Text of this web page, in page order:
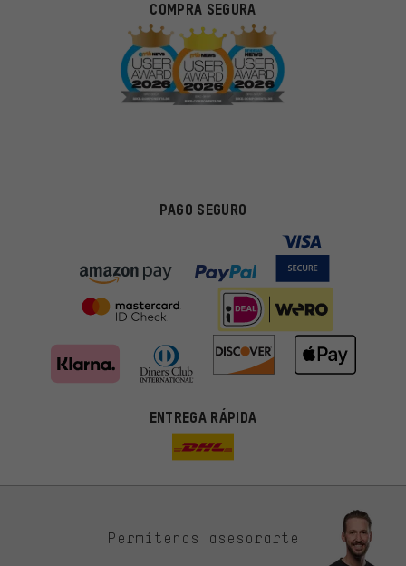
COMPRA SEGURA
PAGO SEGURO
ENTREGA RÁPIDA
Permítenos asesorarte